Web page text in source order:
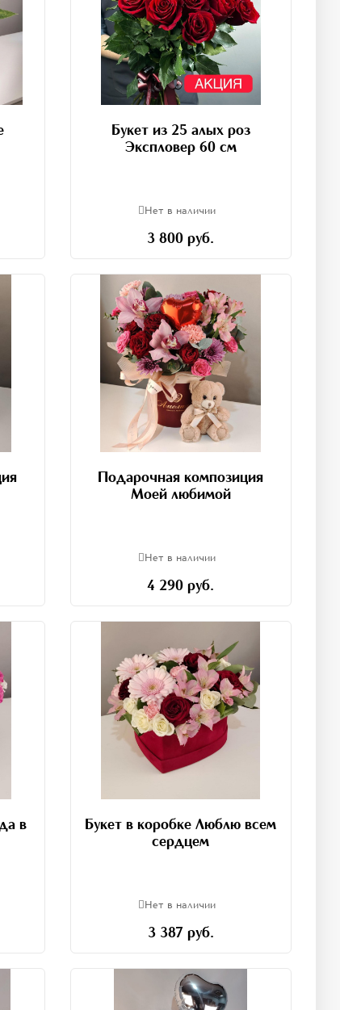
Букет из 25 алых роз
Экспловер 60 см
Нет в наличии
3 800 руб.
Подарочная композиция
Моей любимой
Нет в наличии
4 290 руб.
в
Букет в коробке Люблю всем
сердцем
Нет в наличии
3 387 руб.